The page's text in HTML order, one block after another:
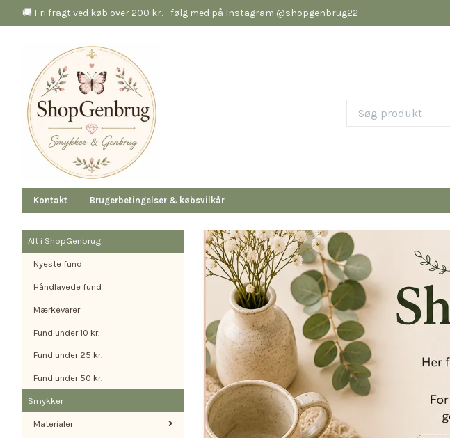
🚚 Fri fragt ved køb over 200 kr. - følg med på Instagram @shopgenbrug22
Kontakt Brugerbetingelser & købsvilkår
Alt i ShopGenbrug
Nyeste fund
Håndlavede fund
Mærkevarer
Fund under 10 kr.
Fund under 25 kr.
Fund under 50 kr.
Smykker
Materialer